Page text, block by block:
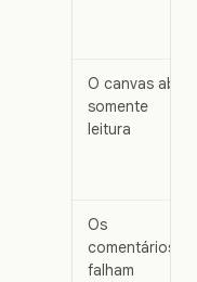
O canvas abre
somente
leitura
Os
comentários
falham